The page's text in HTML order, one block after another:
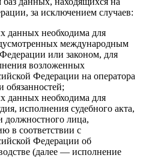
за исключением случаев:
данных необходима для
международным
или законом, для
возложенных
Федерации на оператора
данных необходима для
исполнения судебного акта,
должностного лица,
в соответствии с
Федерации об
(далее — исполнение